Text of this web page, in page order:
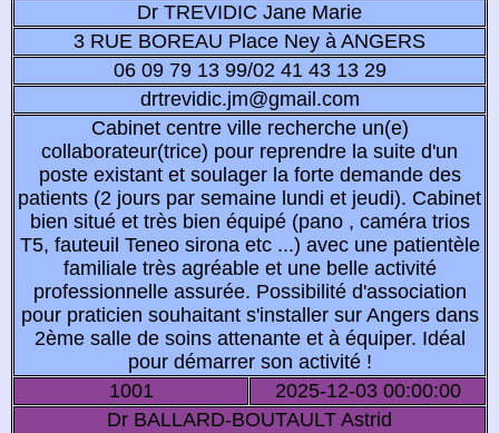
Dr TREVIDIC Jane Marie
3 RUE BOREAU Place Ney à ANGERS
06 09 79 13 99/02 41 43 13 29
drtrevidic.jm@gmail.com
Cabinet centre ville recherche un(e)
collaborateur(trice) pour reprendre la suite d'un
poste existant et soulager la forte demande des
patients (2 jours par semaine lundi et jeudi). Cabinet
bien situé et très bien équipé (pano , caméra trios
T5, fauteuil Teneo sirona etc ...) avec une patientèle
familiale très agréable et une belle activité
professionnelle assurée. Possibilité d'association
pour praticien souhaitant s'installer sur Angers dans
2ème salle de soins attenante et à équiper. Idéal
pour démarrer son activité !
1001
2025-12-03 00:00:00
Dr BALLARD-BOUTAULT Astrid